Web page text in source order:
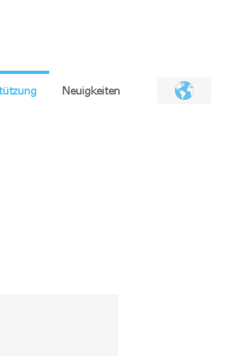
Neuigkeiten Deutsch
日本語
EN
简体
繁體